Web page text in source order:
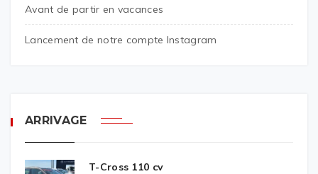
Avant de partir en vacances
Lancement de notre compte Instagram
ARRIVAGE
T-Cross 110 cv